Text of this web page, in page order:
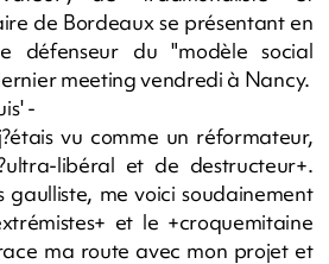
de Bordeaux se présentant en
défenseur du "modèle social
meeting vendredi à Nancy.
-
vu comme un réformateur,
libéral et de destructeur+.
gaulliste, me voici soudainement
et le +croquemitaine
ma route avec mon projet et